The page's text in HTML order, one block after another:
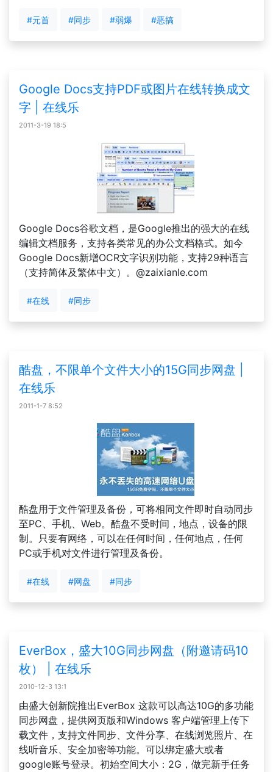
#元首 #同步 #弱爆 #恶搞
Google Docs支持PDF或图片在线转换成文
字 | 在线乐
2011-3-19 18:5
Google Docs谷歌文档，是Google推出的强大的在线
编辑文档服务，支持各类常见的办公文档格式。如今
Google Docs新增OCR文字识别功能，支持29种语言
（支持简体及繁体中文）。@zaixianle.com
#在线 #同步
酷盘，不限单个文件大小的15G同步网盘 |
在线乐
2011-1-7 8:52
酷盘用于文件管理及备份，可将相同文件即时自动同步
至PC、手机、Web。酷盘不受时间，地点，设备的限
制。只要有网络，可以在任何时间，任何地点，任何
PC或手机对文件进行管理及备份。
#在线 #网盘 #同步
EverBox，盛大10G同步网盘（附邀请码10
枚） | 在线乐
2010-12-3 13:1
由盛大创新院推出EverBox 这款可以高达10G的多功能
同步网盘，提供网页版和Windows 客户端管理上传下
载文件，支持文件同步、文件分享、在线浏览照片、在
线听音乐、安全加密等功能。可以绑定盛大或者
google账号登录。初始空间大小：2G，做完新手任务